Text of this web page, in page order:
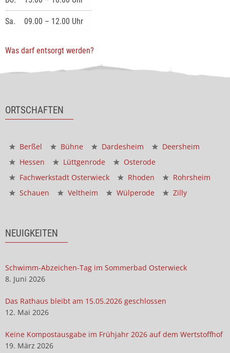
Sa. 09.00 – 12.00 Uhr
Was darf entsorgt werden?
ORTSCHAFTEN
Berßel Bühne Dardesheim
Deersheim
Hessen
Lüttgenrode
Osterode
Fachwerkstadt Osterwieck
Rhoden
Rohrsheim
Schauen
Veltheim Wülperode Zilly
NEUIGKEITEN
Schwimm-Abzeichen-Tag im Sommerbad Osterwieck
8. Juni 2026
Das Rathaus bleibt am 15.05.2026 geschlossen
12. Mai 2026
Keine Kompostausgabe im Frühjahr 2026 auf dem Wertstoffhof
19. März 2026